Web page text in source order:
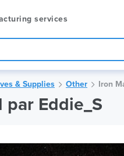
services
& Supplies Other Iron
Eddie_S